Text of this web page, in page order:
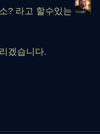
? 라고 할수있는
겠습니다.